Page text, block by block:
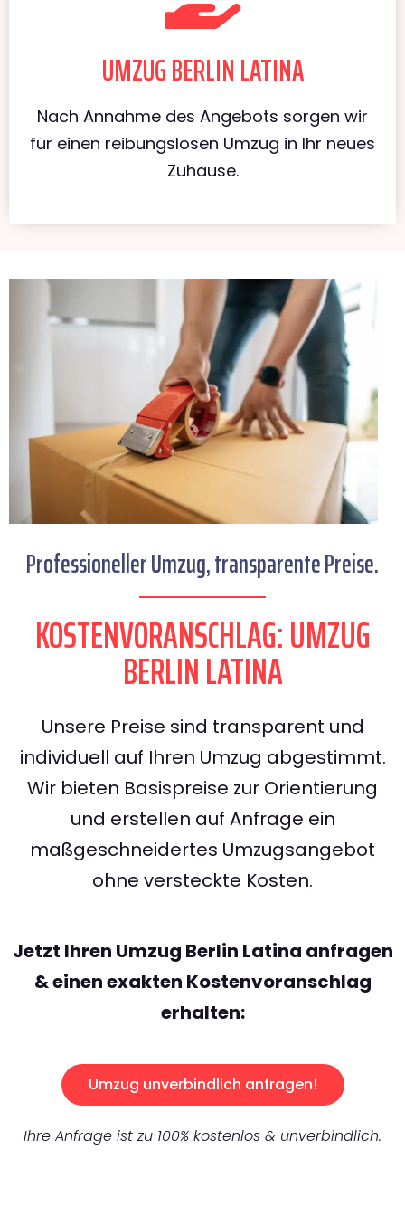
UMZUG BERLIN LATINA
Nach Annahme des Angebots sorgen wir
für einen reibungslosen Umzug in Ihr neues
Zuhause.
Professioneller Umzug, transparente Preise.
KOSTENVORANSCHLAG: UMZUG
BERLIN LATINA
Unsere Preise sind transparent und
individuell auf Ihren Umzug abgestimmt.
Wir bieten Basispreise zur Orientierung
und erstellen auf Anfrage ein
maßgeschneidertes Umzugsangebot
ohne versteckte Kosten.
Jetzt Ihren Umzug Berlin Latina anfragen
& einen exakten Kostenvoranschlag
erhalten:
Umzug unverbindlich anfragen!
Ihre Anfrage ist zu 100% kostenlos & unverbindlich.